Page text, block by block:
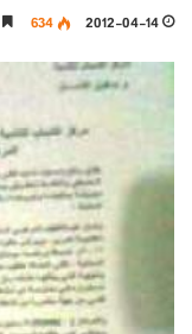
2012-04-14
634